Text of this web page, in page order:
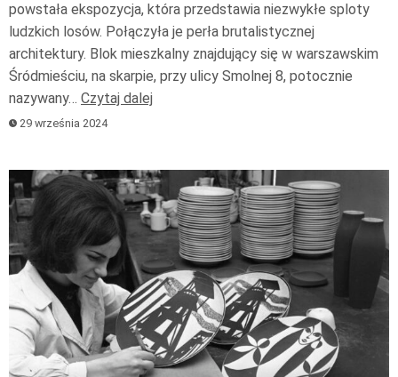
powstała ekspozycja, która przedstawia niezwykłe sploty
ludzkich losów. Połączyła je perła brutalistycznej
architektury. Blok mieszkalny znajdujący się w warszawskim
Śródmieściu, na skarpie, przy ulicy Smolnej 8, potocznie
nazywany… Czytaj dalej
29 września 2024
Odtwarzacz
plików
dźwiękowych